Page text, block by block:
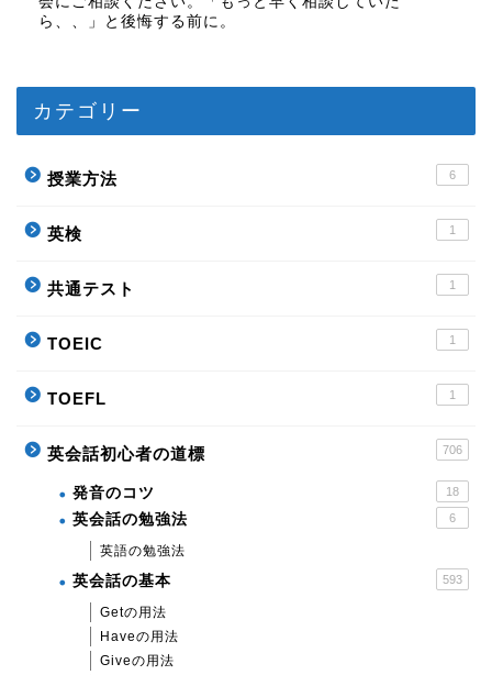
ら、、」と後悔する前に。
カテゴリー
授業方法 6
英検 1
共通テスト 1
TOEIC 1
TOEFL 1
英会話初心者の道標 706
発音のコツ 18
英会話の勉強法 6
英語の勉強法
英会話の基本 593
Getの用法
Haveの用法
Giveの用法